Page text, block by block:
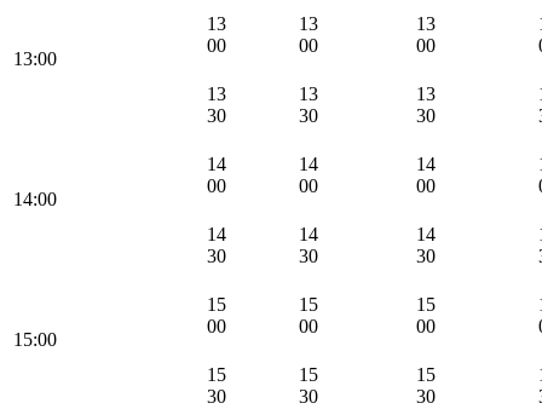
13:00
13
00
13
00
13
00
13
30
13
30
13
30
14:00
14
00
14
00
14
00
14
30
14
30
14
30
15:00
15
00
15
00
15
00
15
30
15
30
15
30